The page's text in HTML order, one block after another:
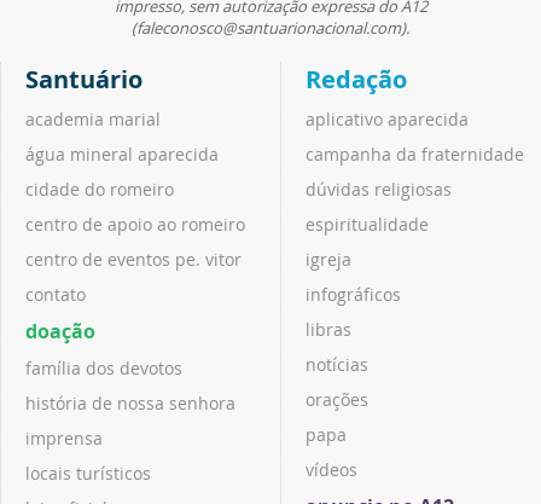
impresso, sem autorização expressa do A12
(faleconosco@santuarionacional.com).
Santuário
academia marial
água mineral aparecida
cidade do romeiro
centro de apoio ao romeiro
centro de eventos pe. vitor
contato
doação
família dos devotos
história de nossa senhora
imprensa
locais turísticos
Redação
aplicativo aparecida
campanha da fraternidade
dúvidas religiosas
espiritualidade
igreja
infográficos
libras
notícias
orações
papa
vídeos